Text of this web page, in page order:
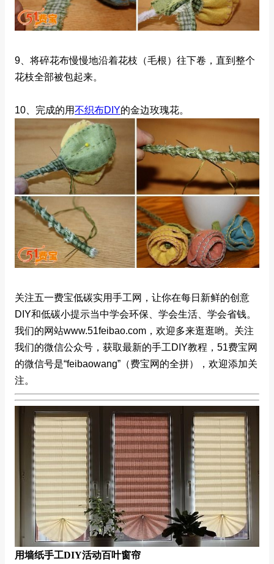
9、将碎花布慢慢地沿着花枝（毛根）往下卷，直到整个
花枝全部被包起来。
10、完成的用不织布DIY的金边玫瑰花。
关注五一费宝低碳实用手工网，让你在每日新鲜的创意
DIY和低碳小提示当中学会环保、学会生活、学会省钱。
我们的网站www.51feibao.com，欢迎多来逛逛哟。关注
我们的微信公众号，获取最新的手工DIY教程，51费宝网
的微信号是“feibaowang”（费宝网的全拼），欢迎添加关
注。
用墙纸手工DIY活动百叶窗帘